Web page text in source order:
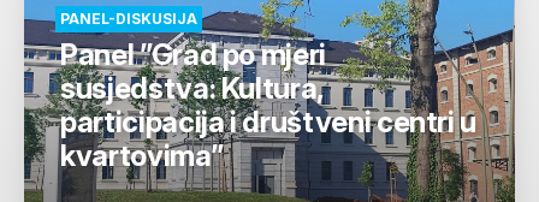
PANEL-DISKUSIJA
Panel ”Grad po mjeri
susjedstva: Kultura,
participacija i društveni centri u
kvartovima”